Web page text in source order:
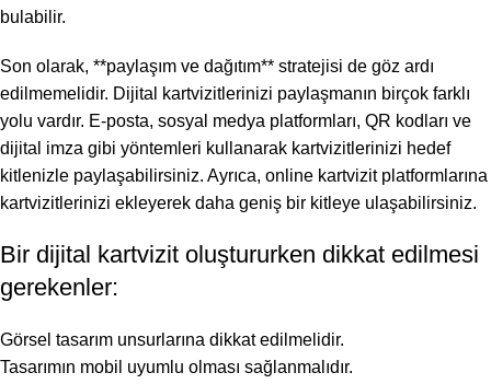
bulabilir.
Son olarak, **paylaşım ve dağıtım** stratejisi de göz ardı
edilmemelidir. Dijital kartvizitlerinizi paylaşmanın birçok farklı
yolu vardır. E-posta, sosyal medya platformları, QR kodları ve
dijital imza gibi yöntemleri kullanarak kartvizitlerinizi hedef
kitlenizle paylaşabilirsiniz. Ayrıca, online kartvizit platformlarına
kartvizitlerinizi ekleyerek daha geniş bir kitleye ulaşabilirsiniz.
Bir dijital kartvizit oluştururken dikkat edilmesi
gerekenler:
Görsel tasarım unsurlarına dikkat edilmelidir.
Tasarımın mobil uyumlu olması sağlanmalıdır.